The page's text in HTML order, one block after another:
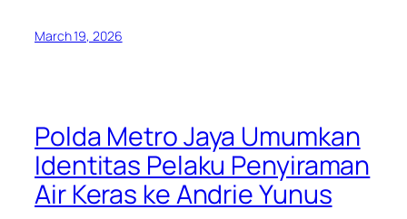
March 19, 2026
Polda Metro Jaya Umumkan
Identitas Pelaku Penyiraman
Air Keras ke Andrie Yunus